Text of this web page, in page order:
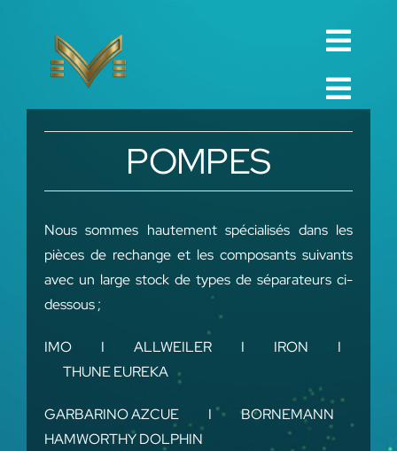
English
中文 (中国)
Français
ACCUEIL
PIÈCES DÉTACHÉES
POMPES
Nous sommes hautement spécialisés dans les
pièces de rechange et les composants suivants
avec un large stock de types de séparateurs ci-
dessous ;
IMO I ALLWEILER I IRON I
THUNE EUREKA
GARBARINO AZCUE I BORNEMANN
HAMWORTHY DOLPHIN